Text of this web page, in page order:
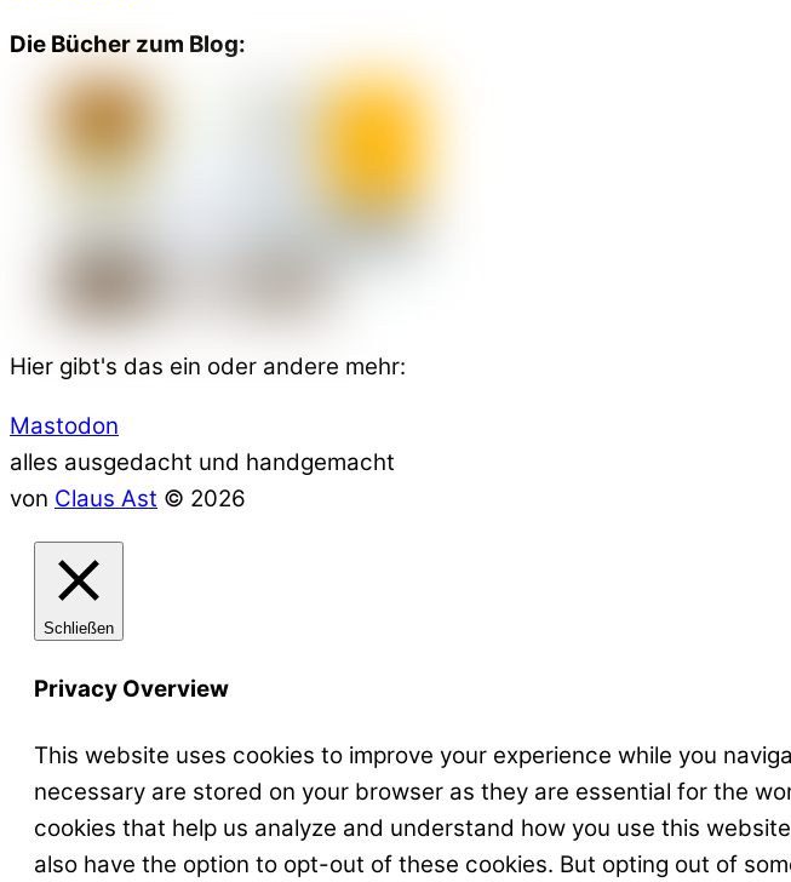
Die Bücher zum Blog:
Hier gibt's das ein oder andere mehr:
Mastodon
alles ausgedacht und handgemacht
von Claus Ast © 2026
Schließen
Privacy Overview
This website uses cookies to improve your experience while you
necessary are stored on your browser as they are essential for the
cookies that help us analyze and understand how you use this
also have the option to opt-out of these cookies. But opting out of